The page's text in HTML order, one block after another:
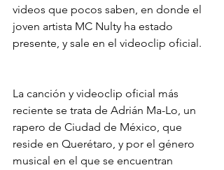
videos que pocos saben, en donde el
joven artista MC Nulty ha estado
presente, y sale en el videoclip oficial.
La canción y videoclip oficial más
reciente se trata de Adrián Ma-Lo, un
rapero de Ciudad de México, que
reside en Querétaro, y por el género
musical en el que se encuentran